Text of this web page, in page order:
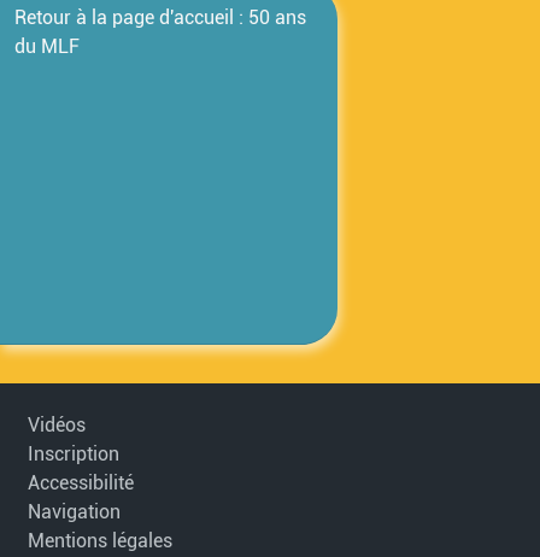
Retour à la page d'accueil : 50 ans
du MLF
Vidéos
Inscription
Accessibilité
Navigation
Mentions légales